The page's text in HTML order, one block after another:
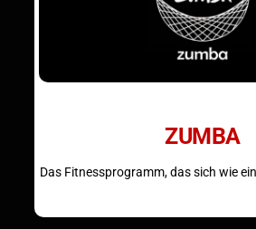
ZUMBA
Das Fitnessprogramm, das sich wie